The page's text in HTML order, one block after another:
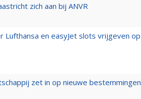
zich aan bij ANVR
en easyJet slots vrijgeven op
zet in op nieuwe bestemmingen